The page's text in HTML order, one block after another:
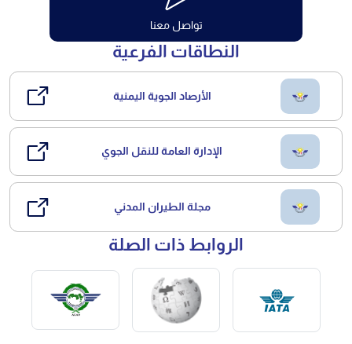
تواصل معنا
النطاقات الفرعية
الأرصاد الجوية اليمنية
الإدارة العامة للنقل الجوي
مجلة الطيران المدني
الروابط ذات الصلة